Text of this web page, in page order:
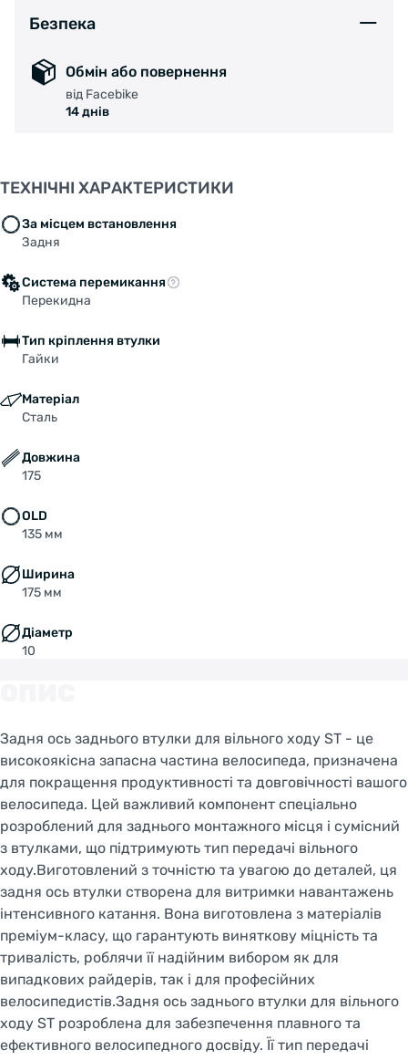
Безпека
Обмін або повернення
від Facebike
14 днів
ТЕХНІЧНІ ХАРАКТЕРИСТИКИ
За місцем встановлення
Задня
Система перемикання
Перекидна
Тип кріплення втулки
Гайки
Матеріал
Сталь
Довжина
175
OLD
135 мм
Ширина
175 мм
Діаметр
10
Задня ось заднього втулки для вільного ходу ST - це
високоякісна запасна частина велосипеда, призначена
для покращення продуктивності та довговічності вашого
велосипеда. Цей важливий компонент спеціально
розроблений для заднього монтажного місця і сумісний
з втулками, що підтримують тип передачі вільного
ходу.Виготовлений з точністю та увагою до деталей, ця
задня ось втулки створена для витримки навантажень
інтенсивного катання. Вона виготовлена з матеріалів
преміум-класу, що гарантують виняткову міцність та
тривалість, роблячи її надійним вибором як для
випадкових райдерів, так і для професійних
велосипедистів.Задня ось заднього втулки для вільного
ходу ST розроблена для забезпечення плавного та
ефективного велосипедного досвіду. Її тип передачі